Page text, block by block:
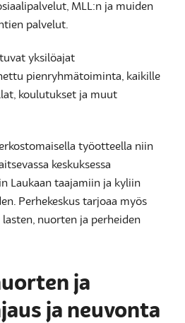
MLL:n ja muiden
palvelut.
yksilöajat
pienryhmätoiminta, kaikille
koulutukset ja muut
työotteella niin
keskuksessa
Laukaan taajamiin ja kyliin
Perhekeskus tarjoaa myös
nuorten ja perheiden
ja
ja neuvonta